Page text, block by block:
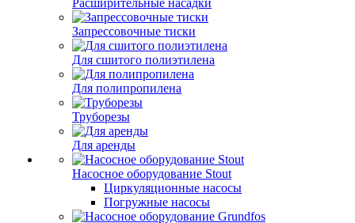
Расширительные насадки
Запрессовочные тиски
Для сшитого полиэтилена
Для полипропилена
Труборезы
Для аренды
Насосное оборудование Stout
Циркуляционные насосы
Погружные насосы